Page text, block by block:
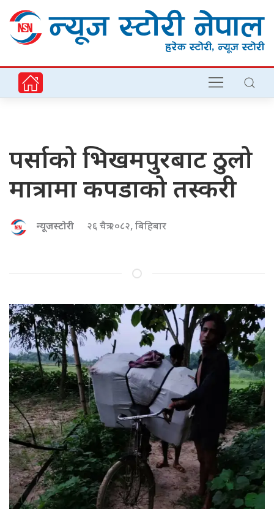
पर्साको भिखमपुरबाट ठुलो
मात्रामा कपडाको तस्करी
न्यूजस्टोरी २६ चैत्र २०८२, बिहिबार